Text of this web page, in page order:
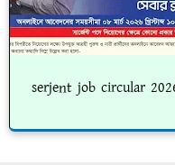
serjent job circular